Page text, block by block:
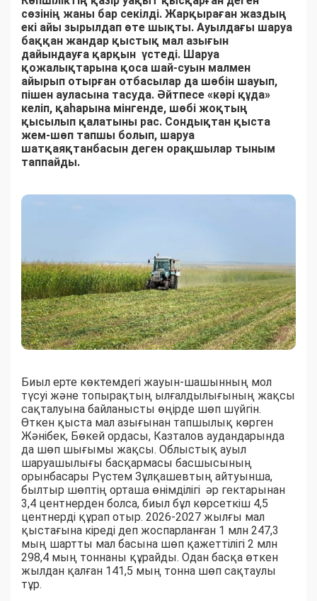
сөзінің жаны бар секілді. Жарқыраған жаздың
екі айы зырылдап өте шықты. Ауылдағы шаруа
баққан жандар қыстық мал азығын
дайындауға қарқын үстеді. Шаруа
қожалықтарына қоса шай-суын малмен
айырып отырған отбасылар да шөбін шауып,
пішен ауласына тасуда. Әйтпесе «кәрі құда»
келіп, қаһарына мінгенде, шөбі жоқтың
қысылып қалатыны рас. Сондықтан қыста
жем-шөп тапшы болып, шаруа
шатқаяқтанбасын деген орақшылар тыным
таппайды.
Биыл ерте көктемдегі жауын-шашынның мол
түсуі және топырақтың ылғалдылығының жақсы
сақталуына байланысты өңірде шөп шүйгін.
Өткен қыста мал азығынан тапшылық көрген
Жәнібек, Бөкей ордасы, Казталов аудандарында
да шөп шығымы жақсы. Облыстық ауыл
шаруашылығы басқармасы басшысының
орынбасары Рүстем Зұлқашевтың айтуынша,
былтыр шөптің орташа өнімділігі әр гектарынан
3,4 центнерден болса, биыл бұл көрсеткіш 4,5
центнерді құрап отыр. 2026-2027 жылғы мал
қыстағына кіреді деп жоспарланған 1 млн 247,3
мың шартты мал басына шөп қажеттілігі 2 млн
298,4 мың тоннаны құрайды. Одан басқа өткен
жылдан қалған 141,5 мың тонна шөп сақтаулы
тұр.